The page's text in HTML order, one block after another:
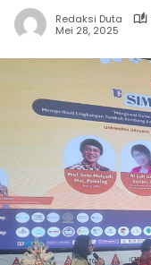
Redaksi Duta
Mei 28, 2025